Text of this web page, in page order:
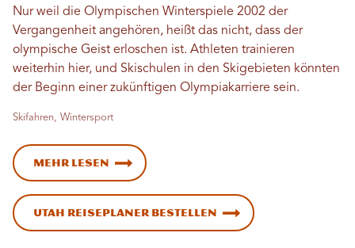
Nur weil die Olympischen Winterspiele 2002 der
Vergangenheit angehören, heißt das nicht, dass der
olympische Geist erloschen ist. Athleten trainieren
weiterhin hier, und Skischulen in den Skigebieten könnten
der Beginn einer zukünftigen Olympiakarriere sein.
Skifahren, Wintersport
Mehr lesen
Utah Reiseplaner bestellen